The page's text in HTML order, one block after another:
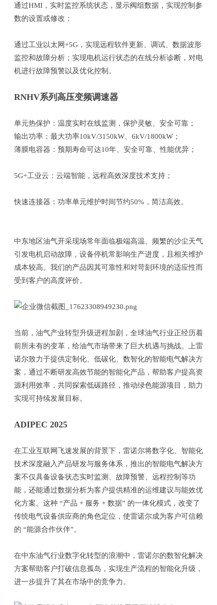
通过HMI，实时监控系统状态，显示阀组数据，实现控制参
数的设置或修改；
通过工业以太网+5G，实现远程软件更新、调试、数据波形
监控和故障分析；实现电机运行状态的在线分析诊断，对电
机进行故障预警以及优化控制。
RNHV系列高压变频调速器
单元热保护：温度实时在线监测，保护灵敏、安全可靠；
输出功率：最大功率10kV/3150kW、6kV/1800kW；
薄膜电容器：预期寿命可达10年、安全可靠、性能优异；
5G+工业云：云端智能，远程高效深度技术支持；
快速连接器：功率单元维护时间节约50%，简洁高效。
中东地区油气开采现场常年面临极端高温、频繁的沙尘天气
引发电机启动故障，设备停机常影响生产进度，且相关维护
成本较高。我们的产品因其可靠性和对苛刻环境的适应性而
受到客户的高度评价。
当前，油气产业转型升级进程加剧，全球油气行业正经历着
前所未有的变革，给油气市场带来了巨大机遇与挑战。上雷
诺尔致力于提供定制化、低碳化、数智化的智能电气解决方
案，通过不断研发高效节能的智能化产品，帮助客户提高资
源利用效率，共同探索低碳路径，推动绿色能源项目，助力
实现可持续发展目标。
ADIPEC 2025
在工业互联网飞速发展的背景下，雷诺尔将数字化、智能化
技术深度融入产品研发与服务体系，推出的智能电气解决方
案不仅具备设备状态实时监测、故障预警、远程控制等功
能，还能通过数据分析为客户提供精准的运维建议与能效优
化方案。这种 “产品 + 服务 + 数据” 的一体化模式，改变了
传统电气设备供应商的角色定位，使雷诺尔成为客户可信赖
的 “能源合作伙伴”。
在中东油气行业数字化转型的浪潮中，雷诺尔的数智化解决
方案帮助客户打破信息孤岛，实现生产流程的智能化升级，
进一步提升了其在市场中的竞争力。